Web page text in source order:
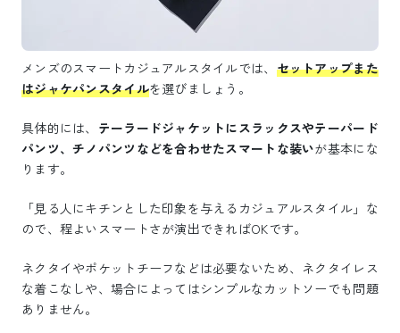
メンズのスマートカジュアルスタイルでは、 セットアップまた
はジャケパンスタイルを選びましょう。
具体的には、 テーラードジャケットにスラックスやテーパード
パンツ、チノパンツなどを合わせたスマートな装いが基本にな
ります。
「見る人にキチンとした印象を与えるカジュアルスタイル」な
ので、程よいスマートさが演出できればOKです。
ネクタイやポケットチーフなどは必要ないため、ネクタイレス
な着こなしや、場合によってはシンプルなカットソーでも問題
ありません。